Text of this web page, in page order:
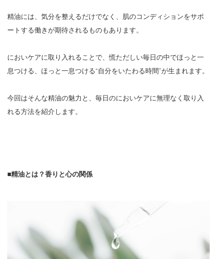
精油には、気分を整えるだけでなく、肌のコンディションをサポ
ートする働きが期待されるものもあります。
においケアに取り入れることで、慌ただしい毎日の中でほっと一
息つける、ほっと一息つける“自分をいたわる時間”が生まれます。
今回はそんな精油の魅力と、毎日のにおいケアに無理なく取り入
れる方法を紹介します。
■精油とは？香りと心の関係